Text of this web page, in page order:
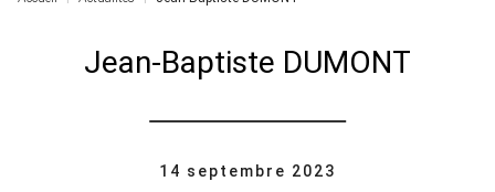
Jean-Baptiste DUMONT
14 septembre 2023